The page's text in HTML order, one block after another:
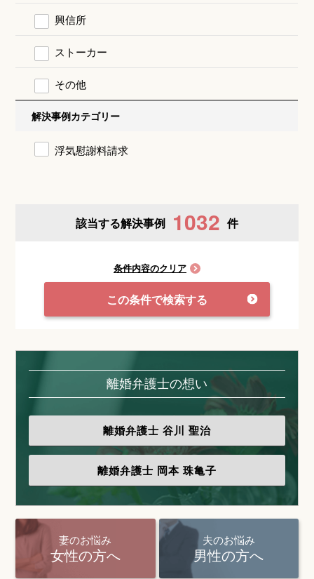
興信所
ストーカー
その他
解決事例カテゴリー
浮気慰謝料請求
該当する解決事例 1032 件
条件内容のクリア
この条件で検索する
離婚弁護士の想い
離婚弁護士 谷川 聖治
離婚弁護士 岡本 珠亀子
妻のお悩み
女性の方へ
夫のお悩み
男性の方へ